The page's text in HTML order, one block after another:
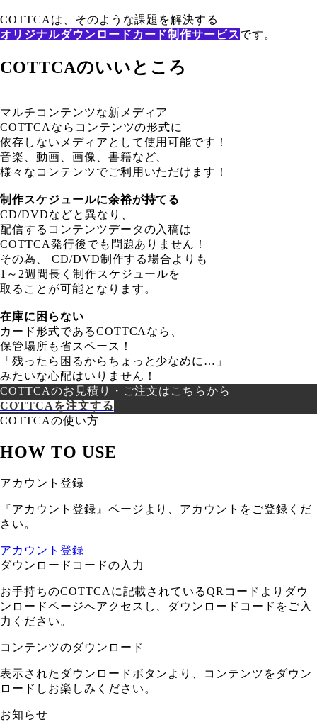
COTTCAは、そのような課題を解決する
オリジナルダウンロードカード制作サービスです。
COTTCAのいいところ
マルチコンテンツな新メディア
COTTCAならコンテンツの形式に
依存しないメディアとして使用可能です！
音楽、動画、画像、書籍など、
様々なコンテンツでご利用いただけます！
制作スケジュールに余裕が持てる
CD/DVDなどと異なり、
配信するコンテンツデータの入稿は
COTTCA発行後でも問題ありません！
その為、 CD/DVD制作する場合よりも
1～2週間長く制作スケジュールを
取ることが可能となります。
在庫に困らない
カード形式であるCOTTCAなら、
保管場所も省スペース！
「残ったら困るからちょっと少なめに…」
みたいな心配はいりません！
COTTCAのお見積り・ご注文はこちらから
COTTCAを注文する
COTTCAの使い方
HOW TO USE
アカウント登録
『アカウント登録』ページより、アカウントをご登録くだ
さい。
アカウント登録
ダウンロードコードの入力
お手持ちのCOTTCAに記載されているQRコードよりダウ
ンロードページへアクセスし、ダウンロードコードをご入
力ください。
コンテンツのダウンロード
表示されたダウンロードボタンより、コンテンツをダウン
ロードしお楽しみください。
お知らせ